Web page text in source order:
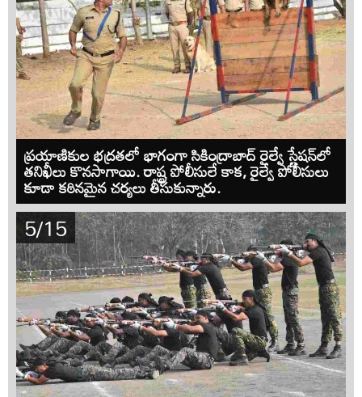
ప్రయాణికుల భద్రతలో భాగంగా సికింద్రాబాద్ రైల్వే స్టేషన్‌లో
తనిఖీలు కొనసాగాయి. రాష్ట్ర పోలీసులే కాక, రైల్వే పోలీసులు
కూడా కఠినమైన చర్యలు తీసుకున్నారు.
5/15